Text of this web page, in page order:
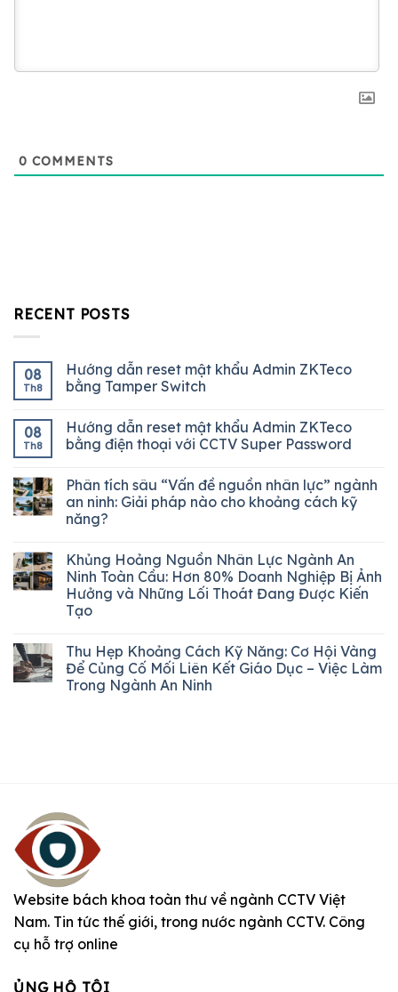
0 COMMENTS
RECENT POSTS
08
Th8
Hướng dẫn reset mật khẩu Admin ZKTeco
bằng Tamper Switch
08
Th8
Hướng dẫn reset mật khẩu Admin ZKTeco
bằng điện thoại với CCTV Super Password
Phân tích sâu “Vấn đề nguồn nhân lực” ngành
an ninh: Giải pháp nào cho khoảng cách kỹ
năng?
Khủng Hoảng Nguồn Nhân Lực Ngành An
Ninh Toàn Cầu: Hơn 80% Doanh Nghiệp Bị Ảnh
Hưởng và Những Lối Thoát Đang Được Kiến
Tạo
Thu Hẹp Khoảng Cách Kỹ Năng: Cơ Hội Vàng
Để Củng Cố Mối Liên Kết Giáo Dục – Việc Làm
Trong Ngành An Ninh
Website bách khoa toàn thư về ngành CCTV Việt
Nam. Tin tức thế giới, trong nước ngành CCTV. Công
cụ hỗ trợ online
ỦNG HỘ TÔI